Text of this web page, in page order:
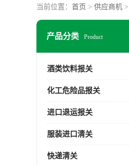
当前位置： 首页 > 供应商机 >
产品分类 Product
酒类饮料报关
化工危险品报关
进口退运报关
服装进口清关
快递清关